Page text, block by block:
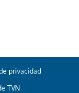
privacidad
TVN